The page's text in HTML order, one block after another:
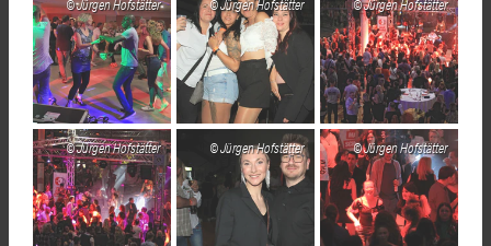
Jürgen Hofstätter Jürgen Hofstätter Jürgen Hofstätter
Jürgen Hofstätter Jürgen Hofstätter Jürgen Hofstätter